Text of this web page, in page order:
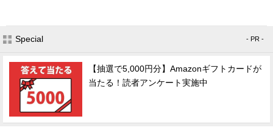
Special - PR -
【抽選で5,000円分】Amazonギフトカードが
当たる！読者アンケート実施中